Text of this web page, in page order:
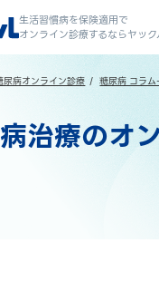
生活習慣病を保険適用で
オンライン診療するならヤッ
尿病オンライン診療 糖尿病 コラム
治療のオ